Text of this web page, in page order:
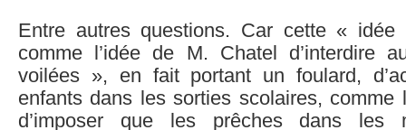
Entre autres questions. Car cette «
comme l’idée de M. Chatel d’interdire
voilées », en fait portant un foulard,
enfants dans les sorties scolaires, comme
d’imposer que les prêches dans les